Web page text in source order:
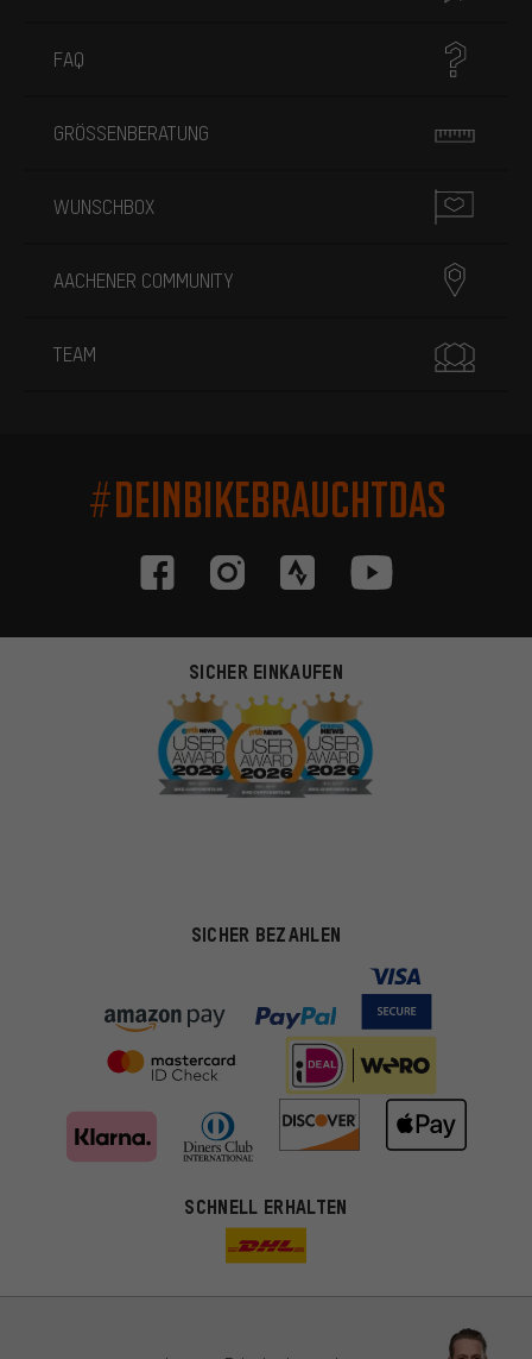
FAQ
GRÖSSENBERATUNG
WUNSCHBOX
AACHENER COMMUNITY
TEAM
#DEINBIKEBRAUCHTDAS
SICHER EINKAUFEN
SICHER BEZAHLEN
SCHNELL ERHALTEN